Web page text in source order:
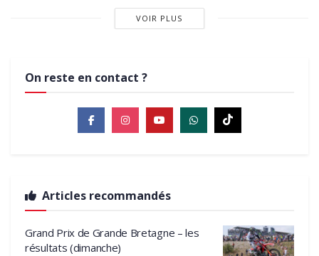
VOIR PLUS
On reste en contact ?
Articles recommandés
Grand Prix de Grande Bretagne – les
résultats (dimanche)